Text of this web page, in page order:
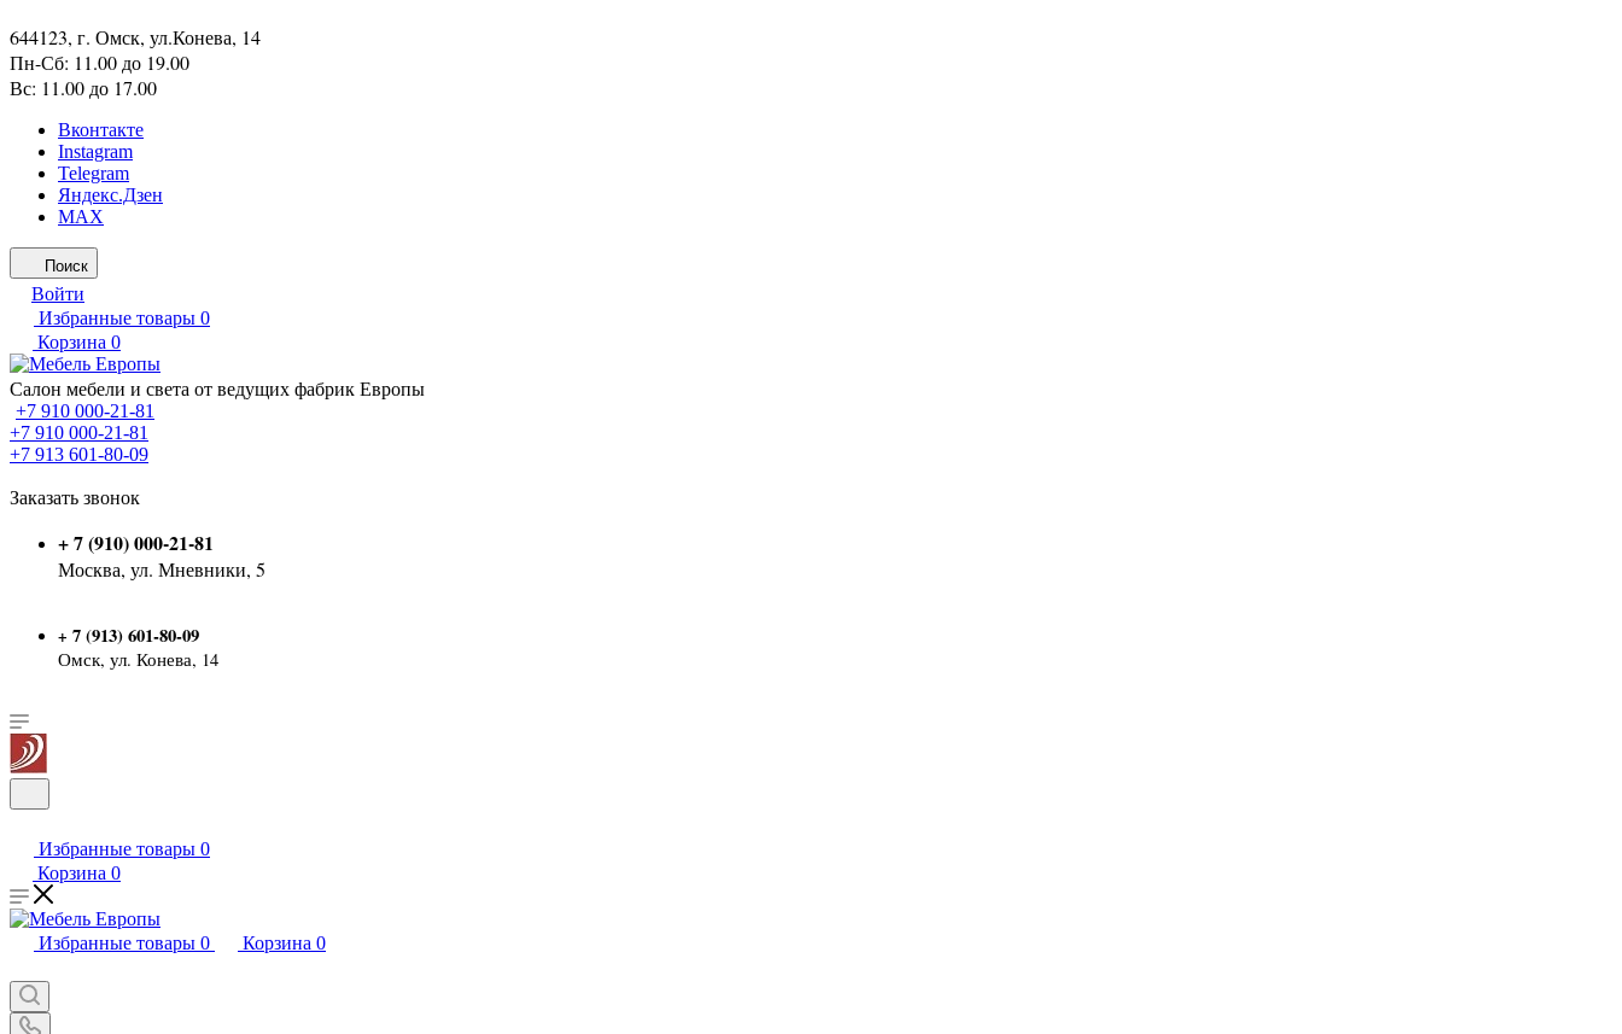
644123, г. Омск, ул.Конева, 14
Пн-Сб: 11.00 до 19.00
Вс: 11.00 до 17.00
Вконтакте
Instagram
Telegram
Яндекс.Дзен
MAX
Поиск
Войти
Избранные товары 0
Корзина 0
Салон мебели и света от ведущих фабрик Европы
+7 910 000-21-81
+7 910 000-21-81
+7 913 601-80-09
Заказать звонок
+ 7 (910) 000-21-81
Москва, ул. Мневники, 5
+ 7 (913) 601-80-09
Омск, ул. Конева, 14
Избранные товары 0
Корзина 0
Избранные товары 0 Корзина 0